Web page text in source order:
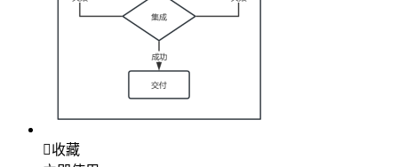
收藏